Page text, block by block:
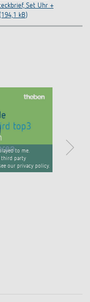
Set Uhr +
kB)
to me.
third party
our privacy policy.